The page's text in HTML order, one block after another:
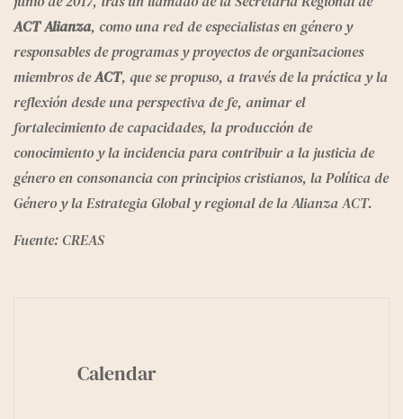
ACT Alianza, como una red de especialistas en género y
responsables de programas y proyectos de organizaciones
miembros de ACT, que se propuso, a través de la práctica y la
reflexión desde una perspectiva de fe, animar el
fortalecimiento de capacidades, la producción de
conocimiento y la incidencia para contribuir a la justicia de
género en consonancia con principios cristianos, la Política de
Género y la Estrategia Global y regional de la Alianza ACT.
Fuente: CREAS
Calendar